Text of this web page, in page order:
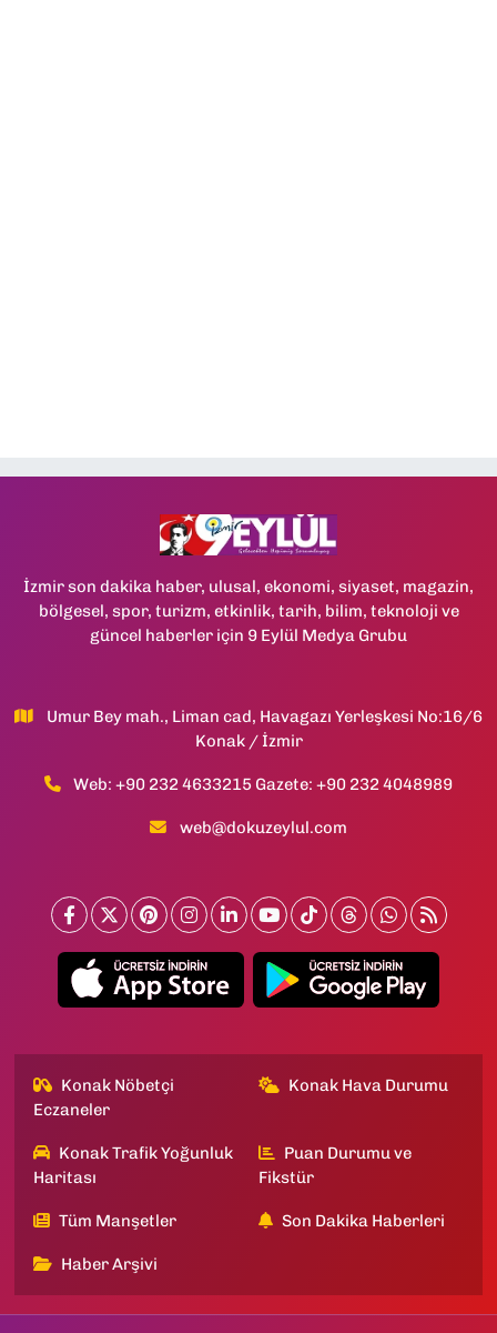
İzmir son dakika haber, ulusal, ekonomi, siyaset, magazin,
bölgesel, spor, turizm, etkinlik, tarih, bilim, teknoloji ve
güncel haberler için 9 Eylül Medya Grubu
Umur Bey mah., Liman cad, Havagazı Yerleşkesi No:16/6
Konak / İzmir
Web: +90 232 4633215 Gazete: +90 232 4048989
web@dokuzeylul.com
Konak Nöbetçi
Eczaneler
Konak Hava Durumu
Konak Trafik Yoğunluk
Haritası
Puan Durumu ve
Fikstür
Tüm Manşetler Son Dakika Haberleri
Haber Arşivi